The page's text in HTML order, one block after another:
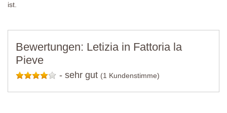
ist.
Bewertungen: Letizia in Fattoria la
Pieve
- sehr gut (1 Kundenstimme)